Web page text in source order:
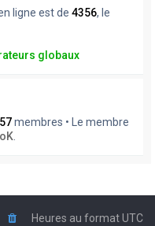
ligne est de 4356, le
globaux
membres • Le membre
Heures au formatUTC